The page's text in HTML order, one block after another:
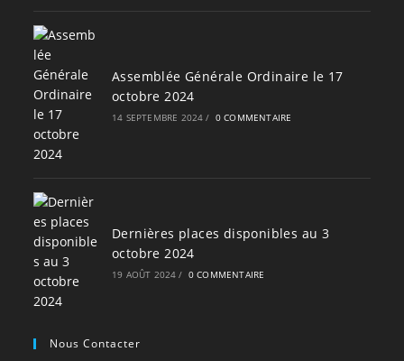
Assemblée Générale Ordinaire le 17
octobre 2024
14 SEPTEMBRE 2024 / 0 COMMENTAIRE
Dernières places disponibles au 3
octobre 2024
19 AOÛT 2024 / 0 COMMENTAIRE
Nous Contacter